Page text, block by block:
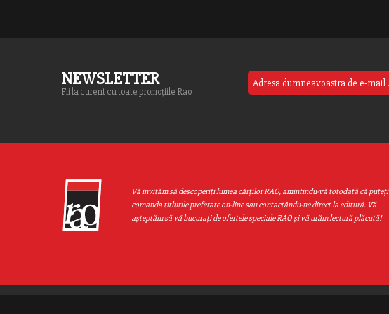
NEWSLETTER
Fii la curent cu toate promoțiile Rao
Vă invităm să descoperiţi lumea cărţilor RAO, amintindu-vă totodată că puteţi
comanda titlurile preferate on-line sau contactându-ne direct la editură. Vă
aşteptăm să vă bucuraţi de ofertele speciale RAO şi vă urăm lectură plăcută!